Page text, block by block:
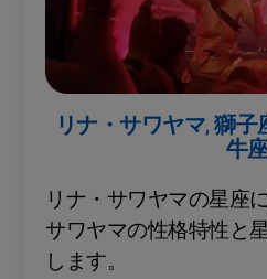
リナ・サワヤマ, 獅
牛
リナ・サワヤマの星座
サワヤマの性格特性と
します。